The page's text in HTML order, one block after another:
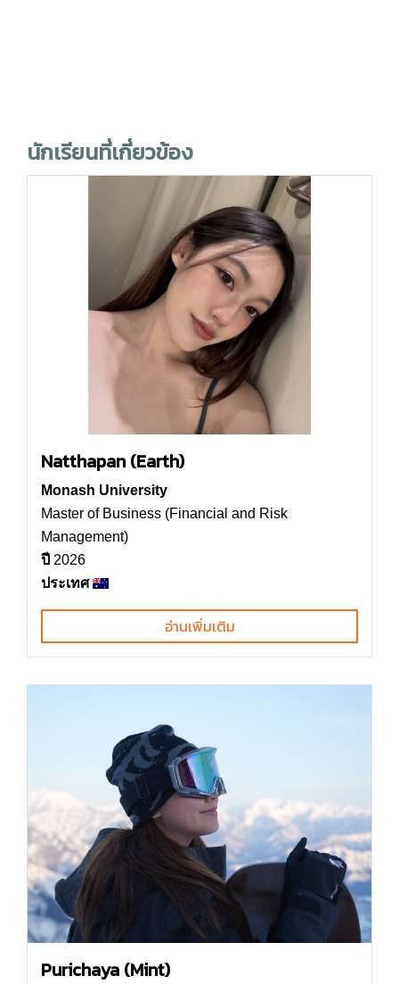
นักเรียนที่เกี่ยวข้อง
Natthapan (Earth)
Monash University
Master of Business (Financial and Risk
Management)
ปี 2026
ประเทศ
อ่านเพิ่มเติม
Purichaya (Mint)